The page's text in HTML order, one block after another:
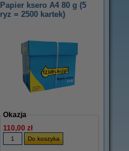
Papier ksero A4 80 g (5
ryz = 2500 kartek)
Okazja
110,00 zł